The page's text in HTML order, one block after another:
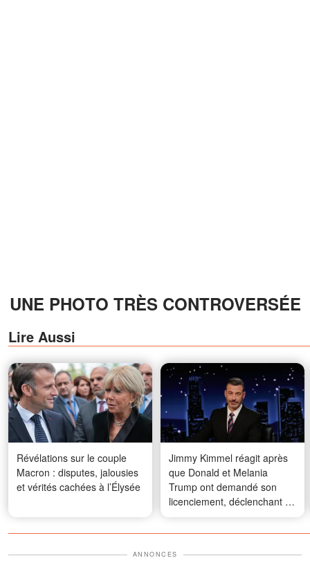
UNE PHOTO TRÈS CONTROVERSÉE
Lire Aussi
Révélations sur le couple
Macron : disputes, jalousies
et vérités cachées à l’Élysée
Jimmy Kimmel réagit après
que Donald et Melania
Trump ont demandé son
licenciement, déclenchant un
débat en ligne
ANNONCES